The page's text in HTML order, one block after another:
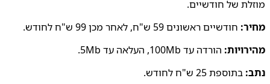
של חודשיים.
חודשיים ראשונים 59 ש"ח, לאחר מכן 99 ש"ח לחודש.
הורדה עד 100Mb, העלאה עד 5Mb.
בתוספת 25 ש"ח לחודש.